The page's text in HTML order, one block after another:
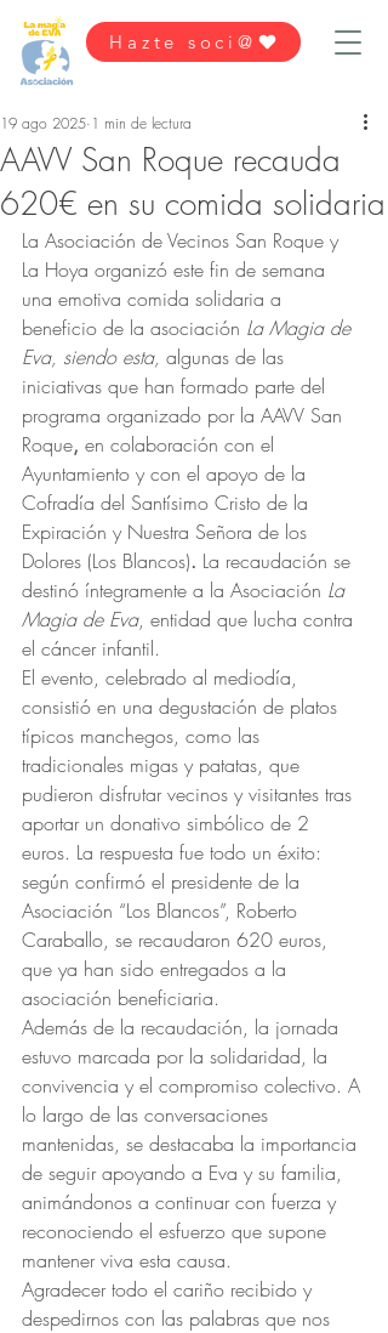
Hazte soci@
AAVV San Roque recauda
620€ en su comida solidaria
19 ago 2025 1 min de lectura
La Asociación de Vecinos San Roque y
La Hoya organizó este fin de semana
una emotiva comida solidaria a
beneficio de la asociación La Magia de
Eva, siendo esta, algunas de las
iniciativas que han formado parte del
programa organizado por la AAVV San
Roque, en colaboración con el
Ayuntamiento y con el apoyo de la
Cofradía del Santísimo Cristo de la
Expiración y Nuestra Señora de los
Dolores (Los Blancos). La recaudación se
destinó íntegramente a la Asociación La
Magia de Eva, entidad que lucha contra
el cáncer infantil.
El evento, celebrado al mediodía,
consistió en una degustación de platos
típicos manchegos, como las
tradicionales migas y patatas, que
pudieron disfrutar vecinos y visitantes tras
aportar un donativo simbólico de 2
euros. La respuesta fue todo un éxito:
según confirmó el presidente de la
Asociación “Los Blancos”, Roberto
Caraballo, se recaudaron 620 euros,
que ya han sido entregados a la
asociación beneficiaria.
Además de la recaudación, la jornada
estuvo marcada por la solidaridad, la
convivencia y el compromiso colectivo. A
lo largo de las conversaciones
mantenidas, se destacaba la importancia
de seguir apoyando a Eva y su familia,
animándonos a continuar con fuerza y
reconociendo el esfuerzo que supone
mantener viva esta causa.
Agradecer todo el cariño recibido y
despedirnos con las palabras que nos